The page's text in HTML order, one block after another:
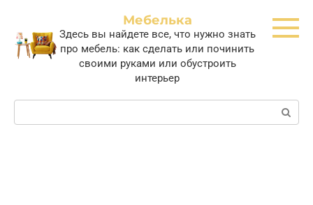
контенту
Мебелька
Здесь вы найдете все, что нужно знать
про мебель: как сделать или починить
своими руками или обустроить
интерьер
Поиск: